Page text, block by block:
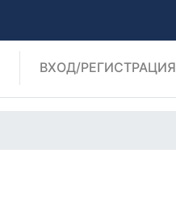
ВХОД/РЕГИСТРАЦИЯ